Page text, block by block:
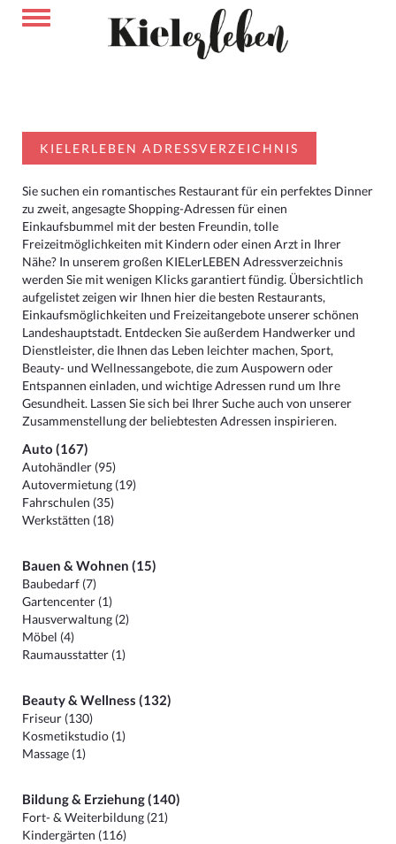
KIELERLEBEN ADRESSVERZEICHNIS
Sie suchen ein romantisches Restaurant für ein perfektes Dinner
zu zweit, angesagte Shopping-Adressen für einen
Einkaufsbummel mit der besten Freundin, tolle
Freizeitmöglichkeiten mit Kindern oder einen Arzt in Ihrer
Nähe? In unserem großen KIELerLEBEN Adressverzeichnis
werden Sie mit wenigen Klicks garantiert fündig. Übersichtlich
aufgelistet zeigen wir Ihnen hier die besten Restaurants,
Einkaufsmöglichkeiten und Freizeitangebote unserer schönen
Landeshauptstadt. Entdecken Sie außerdem Handwerker und
Dienstleister, die Ihnen das Leben leichter machen, Sport,
Beauty- und Wellnessangebote, die zum Auspowern oder
Entspannen einladen, und wichtige Adressen rund um Ihre
Gesundheit. Lassen Sie sich bei Ihrer Suche auch von unserer
Zusammenstellung der beliebtesten Adressen inspirieren.
Auto (167)
Autohändler (95)
Autovermietung (19)
Fahrschulen (35)
Werkstätten (18)
Bauen & Wohnen (15)
Baubedarf (7)
Gartencenter (1)
Hausverwaltung (2)
Möbel (4)
Raumausstatter (1)
Beauty & Wellness (132)
Friseur (130)
Kosmetikstudio (1)
Massage (1)
Bildung & Erziehung (140)
Fort- & Weiterbildung (21)
Kindergärten (116)